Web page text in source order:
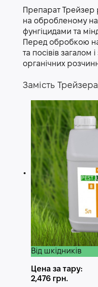
Препарат Трейзер
на обробленому
фунгіцидами та
Перед обробкою
та посівів
органічних
Замість
Від шкідників
Цена за тару:
2,476 грн.